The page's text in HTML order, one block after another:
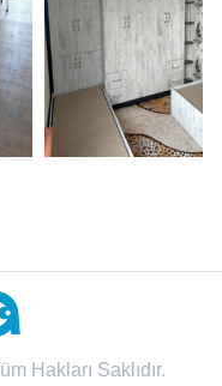
Hakları Saklıdır.